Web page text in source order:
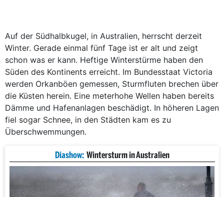
Auf der Südhalbkugel, in Australien, herrscht derzeit
Winter. Gerade einmal fünf Tage ist er alt und zeigt
schon was er kann. Heftige Winterstürme haben den
Süden des Kontinents erreicht. Im Bundesstaat Victoria
werden Orkanböen gemessen, Sturmfluten brechen über
die Küsten herein. Eine meterhohe Wellen haben bereits
Dämme und Hafenanlagen beschädigt. In höheren Lagen
fiel sogar Schnee, in den Städten kam es zu
Überschwemmungen.
Diashow: Wintersturm in Australien